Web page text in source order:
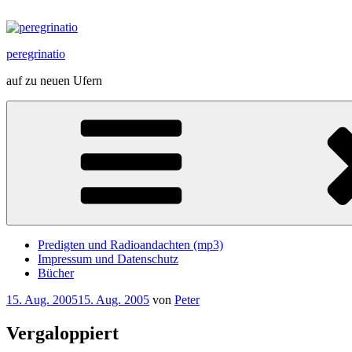
Inhalt
peregrinatio
auf zu neuen Ufern
Predigten und Radioandachten (mp3)
Impressum und Datenschutz
Bücher
Veröffentlicht
15. Aug. 200515. Aug. 2005 von Peter
Vergaloppiert